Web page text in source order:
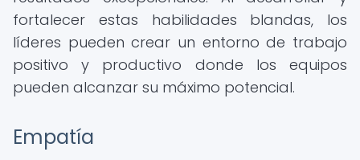
fortalecer estas habilidades blandas, los
líderes pueden crear un entorno de trabajo
positivo y productivo donde los equipos
pueden alcanzar su máximo potencial.
Empatía